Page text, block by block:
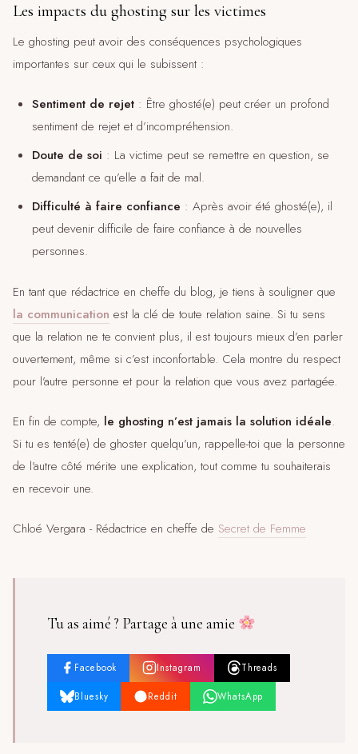
Les impacts du ghosting sur les victimes
Le ghosting peut avoir des conséquences psychologiques
importantes sur ceux qui le subissent :
Sentiment de rejet : Être ghosté(e) peut créer un profond
sentiment de rejet et d’incompréhension.
Doute de soi : La victime peut se remettre en question, se
demandant ce qu’elle a fait de mal.
Difficulté à faire confiance : Après avoir été ghosté(e), il
peut devenir difficile de faire confiance à de nouvelles
personnes.
En tant que rédactrice en cheffe du blog, je tiens à souligner que
la communication est la clé de toute relation saine. Si tu sens
que la relation ne te convient plus, il est toujours mieux d’en parler
ouvertement, même si c’est inconfortable. Cela montre du respect
pour l’autre personne et pour la relation que vous avez partagée.
En fin de compte, le ghosting n’est jamais la solution idéale.
Si tu es tenté(e) de ghoster quelqu’un, rappelle-toi que la personne
de l’autre côté mérite une explication, tout comme tu souhaiterais
en recevoir une.
Chloé Vergara ​​- Rédactrice en cheffe de Secret de Femme
Tu as aimé ? Partage à une amie
Facebook Instagram Threads
Bluesky Reddit WhatsApp